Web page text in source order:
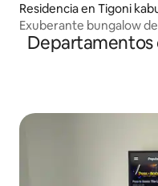
Residencia en Tigoni
Exuberante bungalow
Tigoni
Departamentos